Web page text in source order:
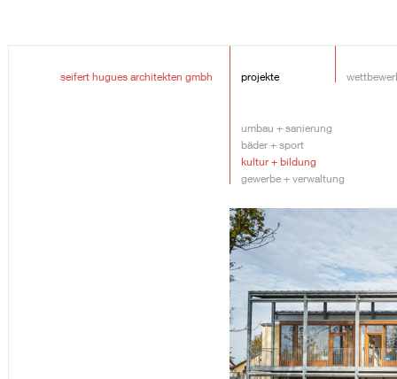
seifert hugues architekten gmbh projekte
umbau + sanierung
bäder + sport
kultur + bildung
gewerbe + verwaltung